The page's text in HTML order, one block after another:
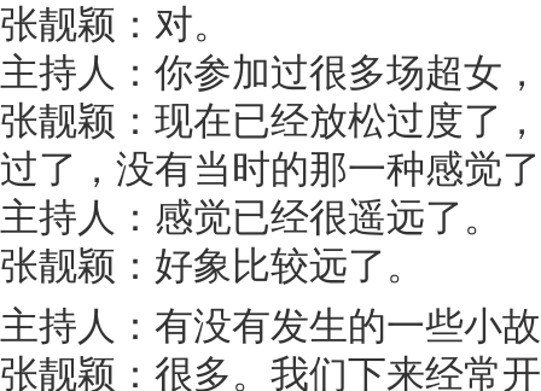
张靓颖：对。
主持人：你参加过很多场超女
张靓颖：现在已经放松过度了
过了，没有当时的那一种感觉
主持人：感觉已经很遥远了。
张靓颖：好象比较远了。
主持人：有没有发生的一些小
张靓颖：很多。我们下来经常